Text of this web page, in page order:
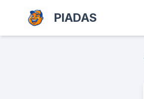
PIADAS